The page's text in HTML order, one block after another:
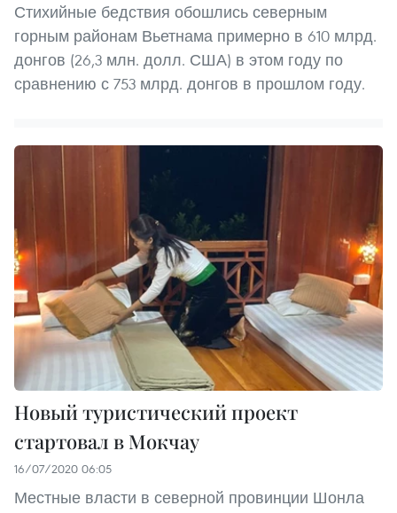
Стихийные бедствия обошлись северным
горным районам Вьетнама примерно в 610 млрд.
донгов (26,3 млн. долл. США) в этом году по
сравнению с 753 млрд. донгов в прошлом году.
Новый туристический проект
стартовал в Мокчау
16/07/2020 06:05
Местные власти в северной провинции Шонла